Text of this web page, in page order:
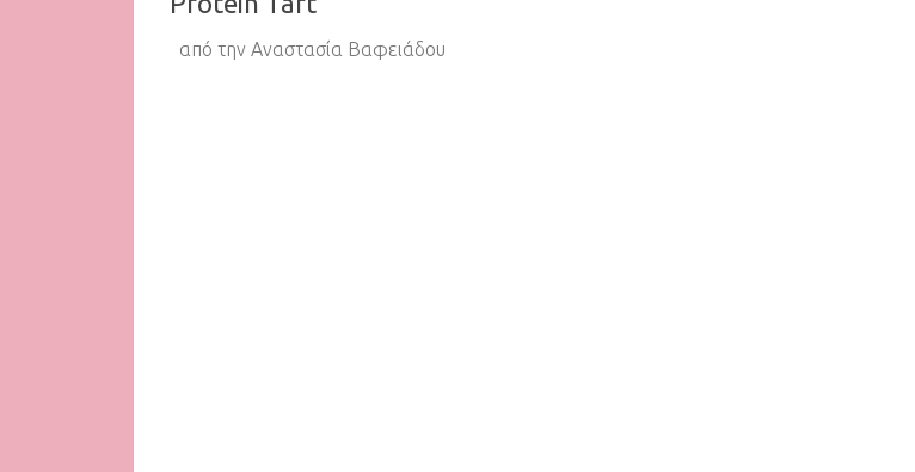
από την Αναστασία Βαφειάδου